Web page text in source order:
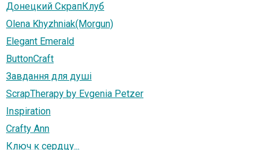
Донецкий СкрапКлуб
Olena Khyzhniak(Morgun)
Elegant Emerald
ButtonCraft
Завдання для душі
ScrapTherapy by Evgenia Petzer
Inspiration
Crafty Ann
Ключ к сердцу...